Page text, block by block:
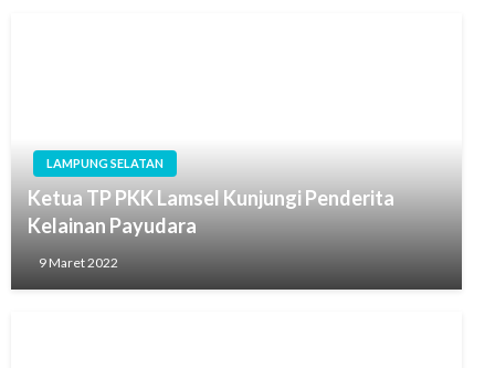
LAMPUNG SELATAN
Ketua TP PKK Lamsel Kunjungi Penderita
Kelainan Payudara
9 Maret 2022